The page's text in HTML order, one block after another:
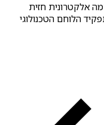
חזית